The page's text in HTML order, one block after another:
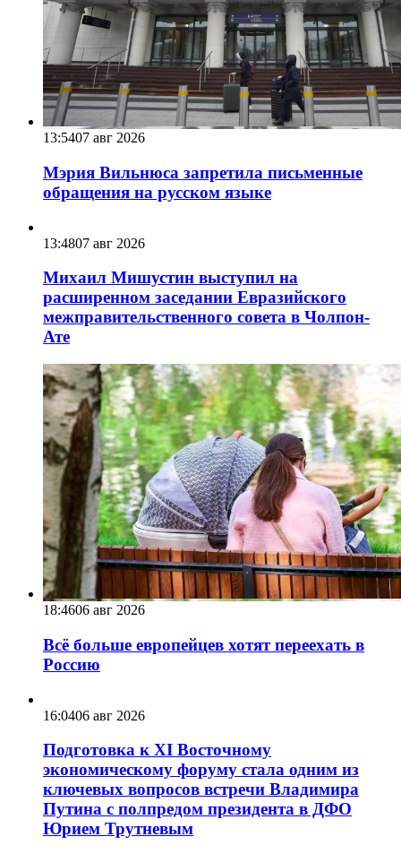
13:5407 авг 2026
Мэрия Вильнюса запретила письменные
обращения на русском языке
13:4807 авг 2026
Михаил Мишустин выступил на
расширенном заседании Евразийского
межправительственного совета в Чолпон-
Ате
18:4606 авг 2026
Всё больше европейцев хотят переехать в
Россию
16:0406 авг 2026
Подготовка к XI Восточному
экономическому форуму стала одним из
ключевых вопросов встречи Владимира
Путина с полпредом президента в ДФО
Юрием Трутневым